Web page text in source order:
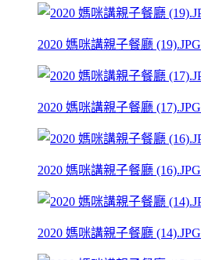
2020 媽咪講親子餐廳 (19).JPG
2020 媽咪講親子餐廳 (17).JPG
2020 媽咪講親子餐廳 (16).JPG
2020 媽咪講親子餐廳 (14).JPG